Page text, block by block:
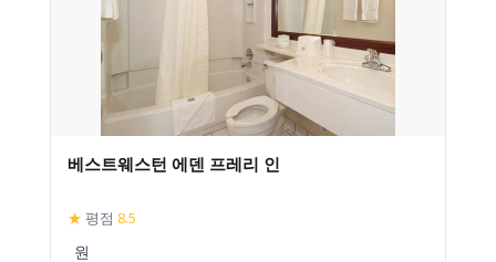
베스트웨스턴 에덴 프레리 인
★ 평점 8.5